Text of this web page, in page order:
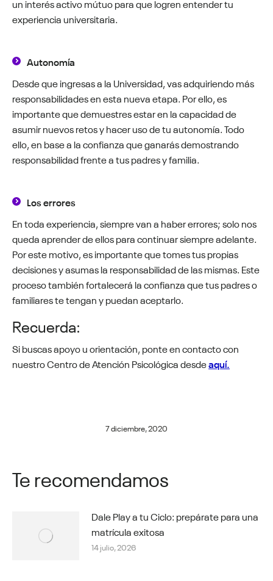
un interés activo mútuo para que logren entender tu
experiencia universitaria.
Autonomía
Desde que ingresas a la Universidad, vas adquiriendo más
responsabilidades en esta nueva etapa. Por ello, es
importante que demuestres estar en la capacidad de
asumir nuevos retos y hacer uso de tu autonomía. Todo
ello, en base a la confianza que ganarás demostrando
responsabilidad frente a tus padres y familia.
Los errores
En toda experiencia, siempre van a haber errores; solo nos
queda aprender de ellos para continuar siempre adelante.
Por este motivo, es importante que tomes tus propias
decisiones y asumas la responsabilidad de las mismas. Este
proceso también fortalecerá la confianza que tus padres o
familiares te tengan y puedan aceptarlo.
Recuerda:
Si buscas apoyo u orientación, ponte en contacto con
nuestro Centro de Atención Psicológica desdeaquí.
7 diciembre, 2020
Te recomendamos
Dale Play a tu Ciclo: prepárate para una
matrícula exitosa
14 julio, 2026